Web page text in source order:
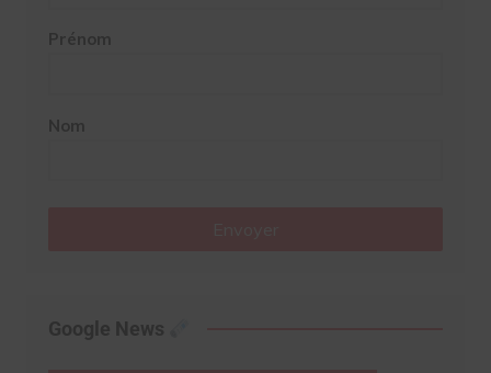
Prénom
Nom
Google News